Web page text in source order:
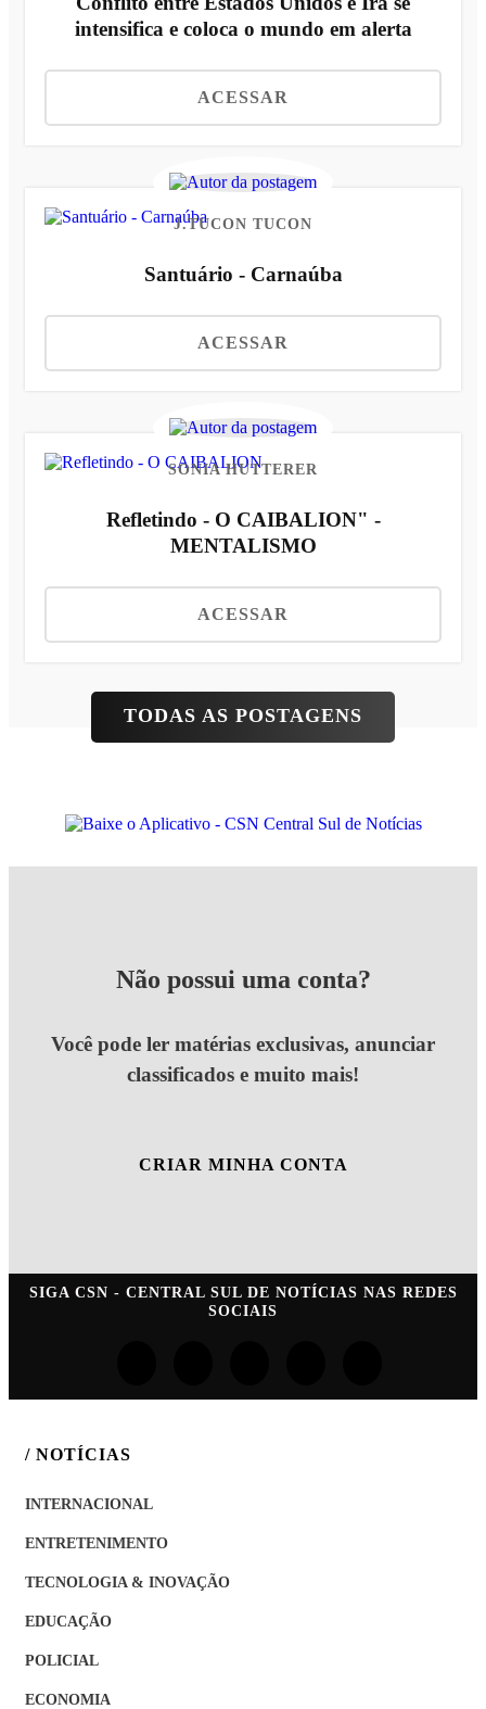
intensifica e coloca o mundo em alerta
ACESSAR
J.TUCON TUCON
Santuário - Carnaúba
ACESSAR
SONIA HUTTERER
Refletindo - O CAIBALION" -
MENTALISMO
ACESSAR
TODAS AS POSTAGENS
Não possui uma conta?
Você pode ler matérias exclusivas, anunciar
classificados e muito mais!
CRIAR MINHA CONTA
SIGA CSN - CENTRAL SUL DE NOTÍCIAS NAS REDES
SOCIAIS
/ NOTÍCIAS
INTERNACIONAL
ENTRETENIMENTO
TECNOLOGIA & INOVAÇÃO
EDUCAÇÃO
POLICIAL
ECONOMIA